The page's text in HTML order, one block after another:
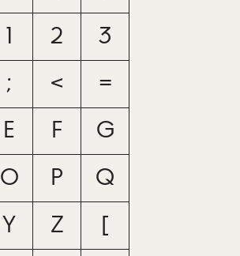
1 2
3
; <
=
E F
G
O P
Q
Y Z
[